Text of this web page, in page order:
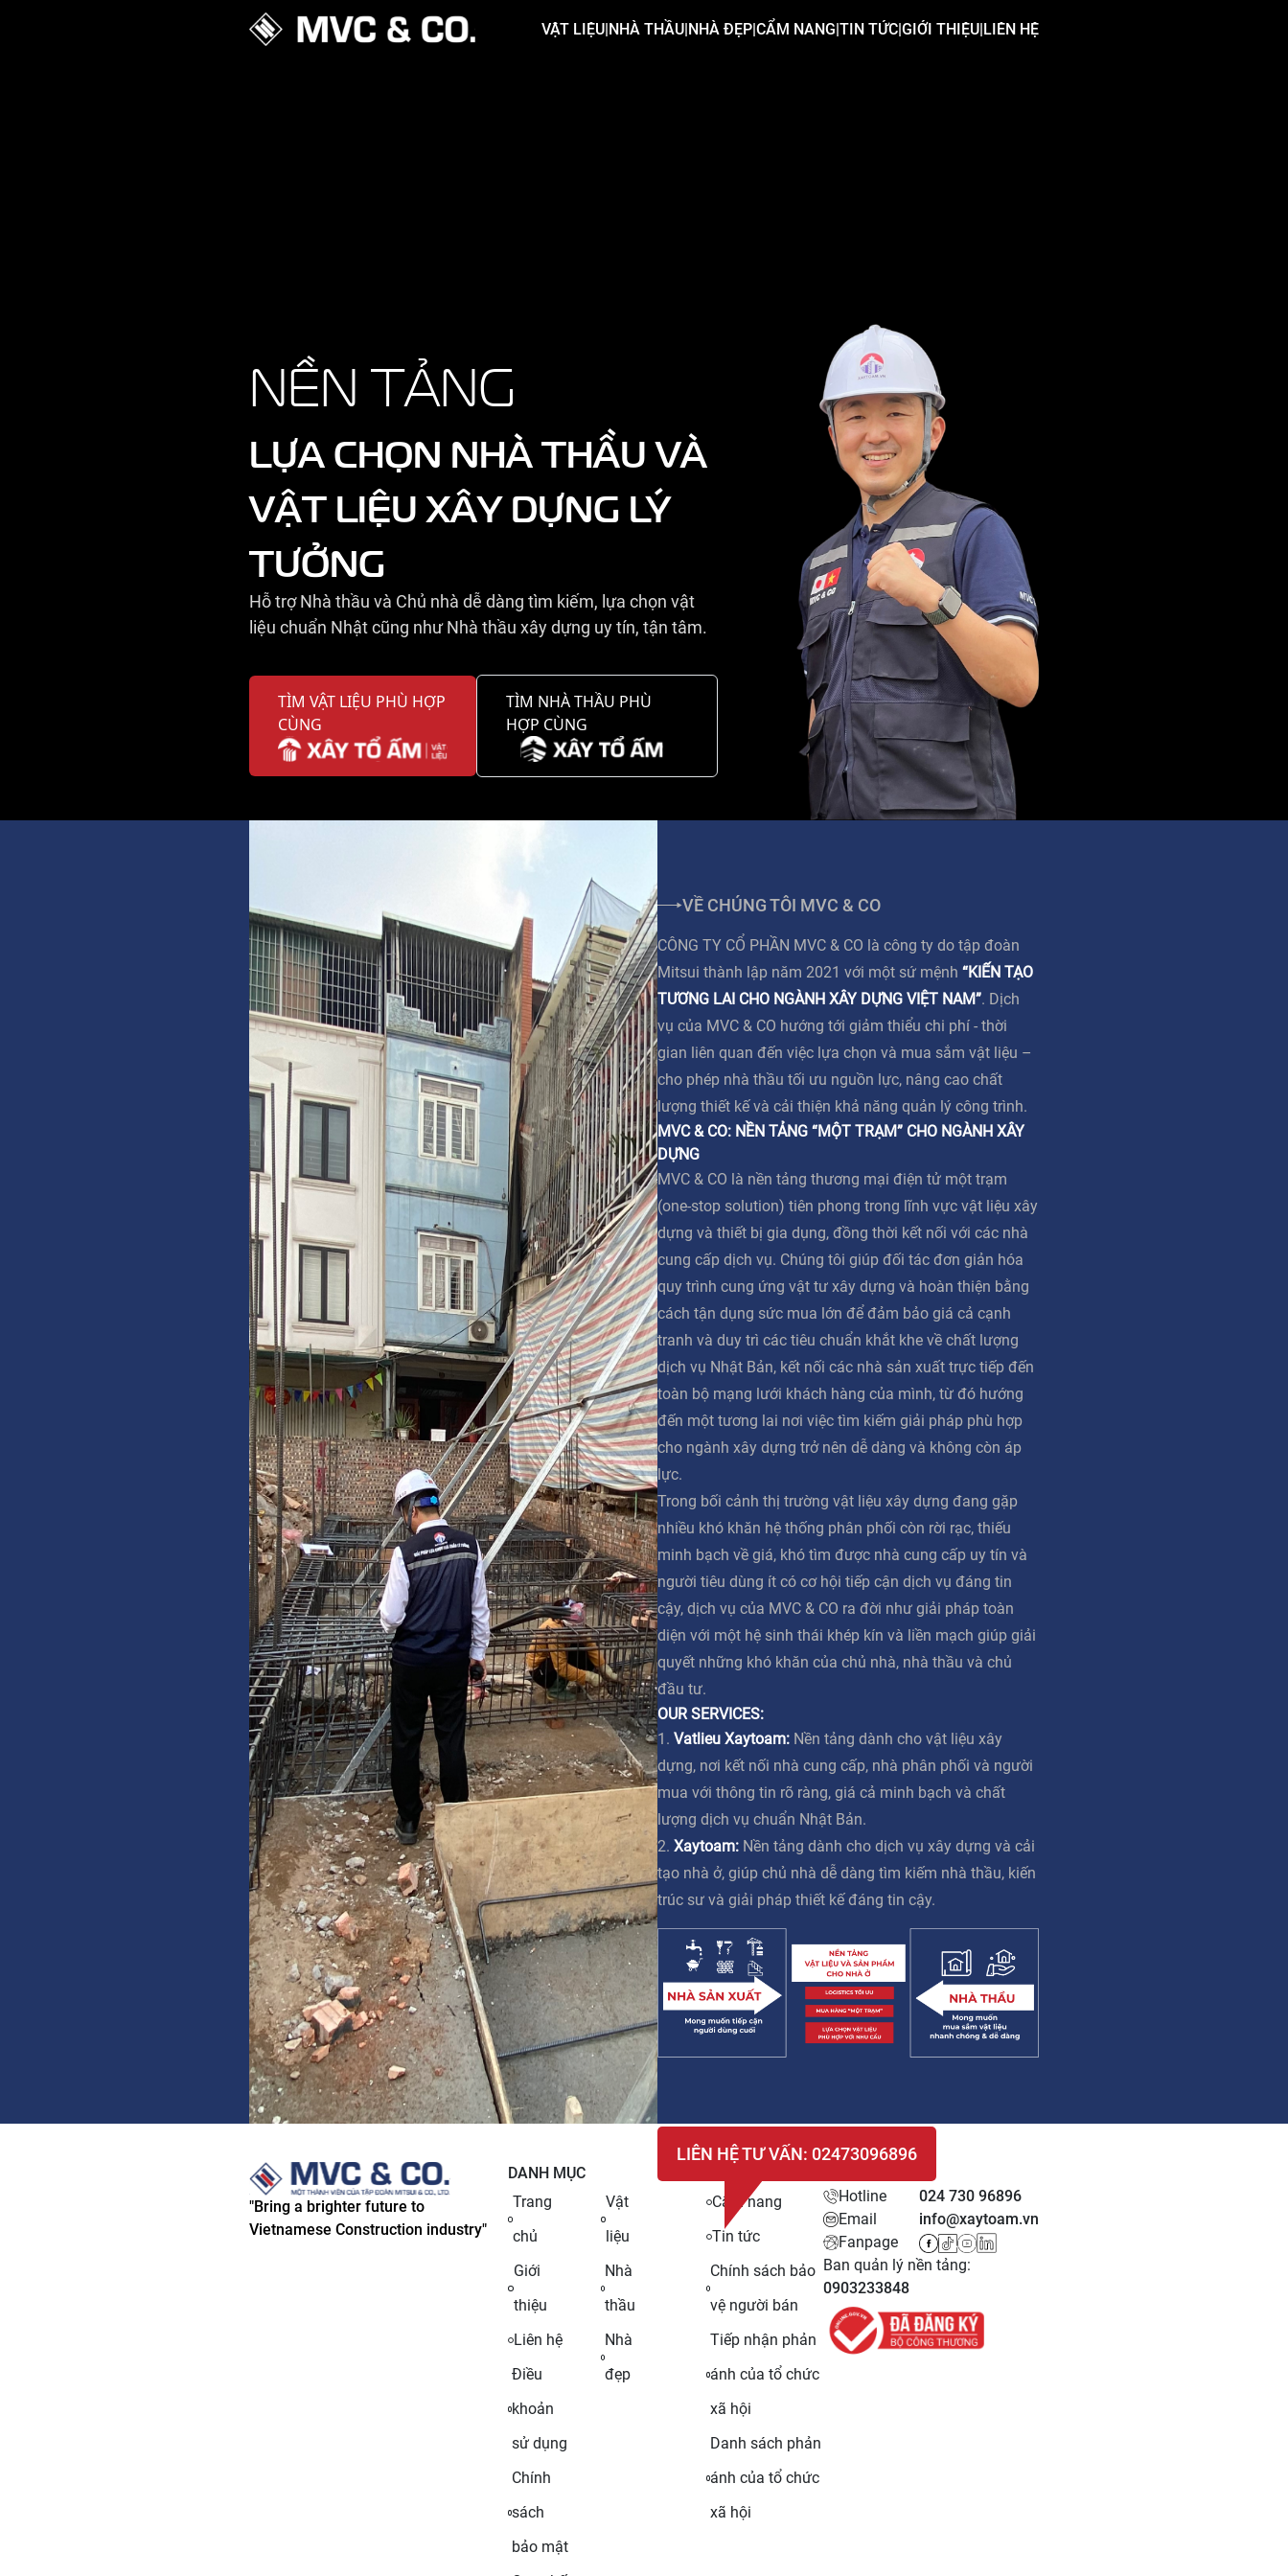
VẬT LIỆU|NHÀ THẦU|NHÀ ĐẸP|CẨM NANG|TIN TỨC|GIỚI THIỆU|LIÊN HỆ
NỀN TẢNG
LỰA CHỌN NHÀ THẦU VÀ
VẬT LIỆU XÂY DỰNG LÝ
TƯỞNG
Hỗ trợ Nhà thầu và Chủ nhà dễ dàng tìm kiếm, lựa chọn vật
liệu chuẩn Nhật cũng như Nhà thầu xây dựng uy tín, tận tâm.
TÌM VẬT LIỆU PHÙ HỢP
CÙNG
TÌM NHÀ THẦU PHÙ
HỢP CÙNG
VỀ CHÚNG TÔI MVC & CO
CÔNG TY CỔ PHẦN MVC & CO là công ty do tập đoàn
Mitsui thành lập năm 2021 với một sứ mệnh “KIẾN TẠO
TƯƠNG LAI CHO NGÀNH XÂY DỰNG VIỆT NAM”. Dịch
vụ của MVC & CO hướng tới giảm thiểu chi phí - thời
gian liên quan đến việc lựa chọn và mua sắm vật liệu –
cho phép nhà thầu tối ưu nguồn lực, nâng cao chất
lượng thiết kế và cải thiện khả năng quản lý công trình.
MVC & CO: NỀN TẢNG “MỘT TRẠM” CHO NGÀNH XÂY
DỰNG
MVC & CO là nền tảng thương mại điện tử một trạm
(one-stop solution) tiên phong trong lĩnh vực vật liệu xây
dựng và thiết bị gia dụng, đồng thời kết nối với các nhà
cung cấp dịch vụ. Chúng tôi giúp đối tác đơn giản hóa
quy trình cung ứng vật tư xây dựng và hoàn thiện bằng
cách tận dụng sức mua lớn để đảm bảo giá cả cạnh
tranh và duy trì các tiêu chuẩn khắt khe về chất lượng
dịch vụ Nhật Bản, kết nối các nhà sản xuất trực tiếp đến
toàn bộ mạng lưới khách hàng của mình, từ đó hướng
đến một tương lai nơi việc tìm kiếm giải pháp phù hợp
cho ngành xây dựng trở nên dễ dàng và không còn áp
lực.
Trong bối cảnh thị trường vật liệu xây dựng đang gặp
nhiều khó khăn hệ thống phân phối còn rời rạc, thiếu
minh bạch về giá, khó tìm được nhà cung cấp uy tín và
người tiêu dùng ít có cơ hội tiếp cận dịch vụ đáng tin
cậy, dịch vụ của MVC & CO ra đời như giải pháp toàn
diện với một hệ sinh thái khép kín và liền mạch giúp giải
quyết những khó khăn của chủ nhà, nhà thầu và chủ
đầu tư.
OUR SERVICES:
1. Vatlieu Xaytoam: Nền tảng dành cho vật liệu xây
dựng, nơi kết nối nhà cung cấp, nhà phân phối và người
mua với thông tin rõ ràng, giá cả minh bạch và chất
lượng dịch vụ chuẩn Nhật Bản.
2. Xaytoam: Nền tảng dành cho dịch vụ xây dựng và cải
tạo nhà ở, giúp chủ nhà dễ dàng tìm kiếm nhà thầu, kiến
trúc sư và giải pháp thiết kế đáng tin cậy.
LIÊN HỆ TƯ VẤN: 02473096896
"Bring a brighter future to
Vietnamese Construction industry"
DANH MỤC
Trang
chủ
Giới
thiệu
Liên hệ
Điều
khoản
sử dụng
Chính
sách
bảo mật
Vật
liệu
Nhà
thầu
Nhà
đẹp
Cẩm nang
Tin tức
Chính sách bảo
vệ người bán
Tiếp nhận phản
ánh của tổ chức
xã hội
Danh sách phản
ánh của tổ chức
xã hội
Hotline
024 730 96896
Email
info@xaytoam.vn
Fanpage
Ban quản lý nền tảng:
0903233848